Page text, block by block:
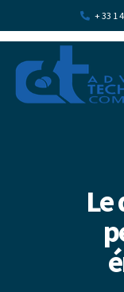
+ 33 1
Le